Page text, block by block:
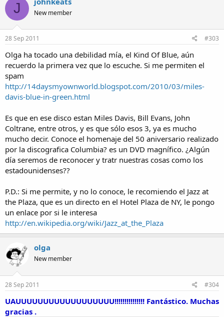
J New member
28 Sep 2011 #303
Olga ha tocado una debilidad mía, el Kind Of Blue, aún
recuerdo la primera vez que lo escuche. Si me permiten el
spam
http://14daysmyownworld.blogspot.com/2010/03/miles-
davis-blue-in-green.html
Es que en ese disco estan Miles Davis, Bill Evans, John
Coltrane, entre otros, y es que sólo esos 3, ya es mucho
mucho decir. Conoce el homenaje del 50 aniversario realizado
por la discografica Columbia? es un DVD magnífico. ¿Algún
día seremos de reconocer y tratr nuestras cosas como los
estadounidenses??
P.D.: Si me permite, y no lo conoce, le recomiendo el Jazz at
the Plaza, que es un directo en el Hotel Plaza de NY, le pongo
un enlace por si le interesa
http://en.wikipedia.org/wiki/Jazz_at_the_Plaza
olga
New member
28 Sep 2011 #304
UAUUUUUUUUUUUUUUUUUU!!!!!!!!!!!!!!! Fantástico. Muchas
gracias .